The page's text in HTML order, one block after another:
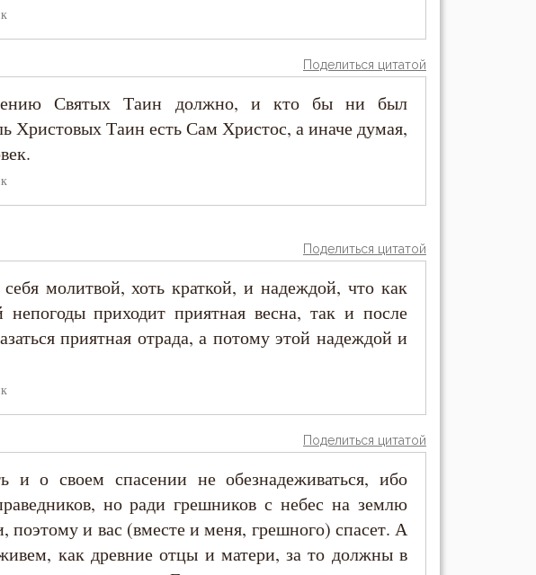
Поделиться цитатой
Святых Таин должно, и кто бы ни был
Христовых Таин есть Сам Христос, а иначе думая,
Поделиться цитатой
молитвой, хоть краткой, и надеждой, что как
приходит приятная весна, так и после
приятная отрада, а потому этой надеждой и
Поделиться цитатой
и о своем спасении не обезнадеживаться, ибо
но ради грешников с небес на землю
поэтому и вас (вместе и меня, грешного) спасет. А
как древние отцы и матери, за то должны в